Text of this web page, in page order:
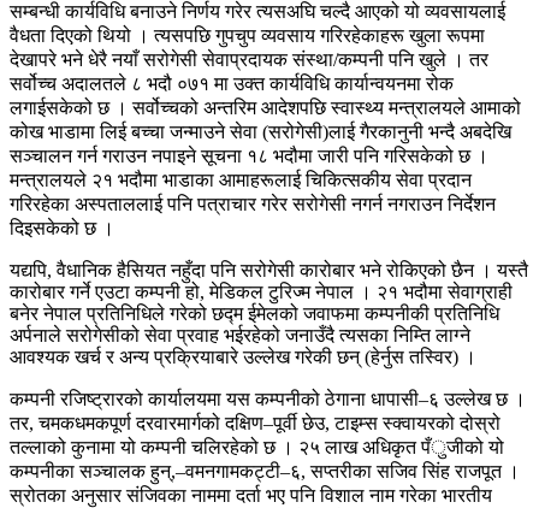
सम्बन्धी कार्यविधि बनाउने निर्णय गरेर त्यसअघि चल्दै आएको यो व्यवसायलाई
वैधता दिएको थियो । त्यसपछि गुपचुप व्यवसाय गरिरहेकाहरू खुला रूपमा
देखापरे भने धेरै नयाँ सरोगेसी सेवाप्रदायक संस्था/कम्पनी पनि खुले । तर
सर्वोच्च अदालतले ८ भदौ ०७१ मा उक्त कार्यविधि कार्यान्वयनमा रोक
लगाईसकेको छ । सर्वोच्चको अन्तरिम आदेशपछि स्वास्थ्य मन्त्रालयले आमाको
कोख भाडामा लिई बच्चा जन्माउने सेवा (सरोगेसी)लाई गैरकानुनी भन्दै अबदेखि
सञ्चालन गर्न गराउन नपाइने सूचना १८ भदौमा जारी पनि गरिसकेको छ ।
मन्त्रालयले २१ भदौमा भाडाका आमाहरूलाई चिकित्सकीय सेवा प्रदान
गरिरहेका अस्पताललाई पनि पत्राचार गरेर सरोगेसी नगर्न नगराउन निर्देशन
दिइसकेको छ ।
यद्यपि, वैधानिक हैसियत नहुँदा पनि सरोगेसी कारोबार भने रोकिएको छैन । यस्तै
कारोबार गर्ने एउटा कम्पनी हो, मेडिकल टुरिज्म नेपाल । २१ भदौमा सेवाग्राही
बनेर नेपाल प्रतिनिधिले गरेको छद्म ईमेलको जवाफमा कम्पनीकी प्रतिनिधि
अर्पनाले सरोगेसीको सेवा प्रवाह भईरहेको जनाउँदै त्यसका निम्ति लाग्ने
आवश्यक खर्च र अन्य प्रक्रियाबारे उल्लेख गरेकी छन् (हेर्नुस तस्विर) ।
कम्पनी रजिष्ट्रारको कार्यालयमा यस कम्पनीको ठेगाना धापासी–६ उल्लेख छ ।
तर, चमकधमकपूर्ण दरवारमार्गको दक्षिण–पूर्वी छेउ, टाइम्स स्क्वायरको दोस्रो
तल्लाको कुनामा यो कम्पनी चलिरहेको छ । २५ लाख अधिकृत पँुजीको यो
कम्पनीका सञ्चालक हुन्,–वमनगामकट्टी–६, सप्तरीका सजिव सिंह राजपूत ।
स्रोतका अनुसार संजिवका नाममा दर्ता भए पनि विशाल नाम गरेका भारतीय